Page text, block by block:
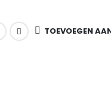
TOEVOEGEN